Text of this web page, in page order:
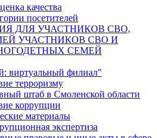
качества
посетителей
ДЛЯ УЧАСТНИКОВ СВО,
УЧАСТНИКОВ СВО И
СЕМЕЙ
виртуальный филиал"
терроризму
штаб в Смоленской области
коррупции
материалы
экспертиза